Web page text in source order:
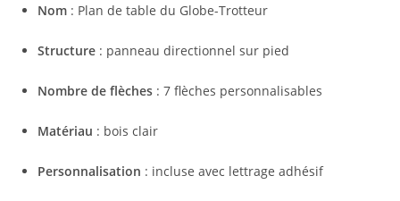
Nom : Plan de table du Globe-Trotteur
Structure : panneau directionnel sur pied
Nombre de flèches : 7 flèches personnalisables
Matériau : bois clair
Personnalisation : incluse avec lettrage adhésif